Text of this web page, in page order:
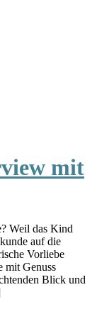
mit
Weil das Kind
auf die
Vorliebe
mit Genuss
Blick und